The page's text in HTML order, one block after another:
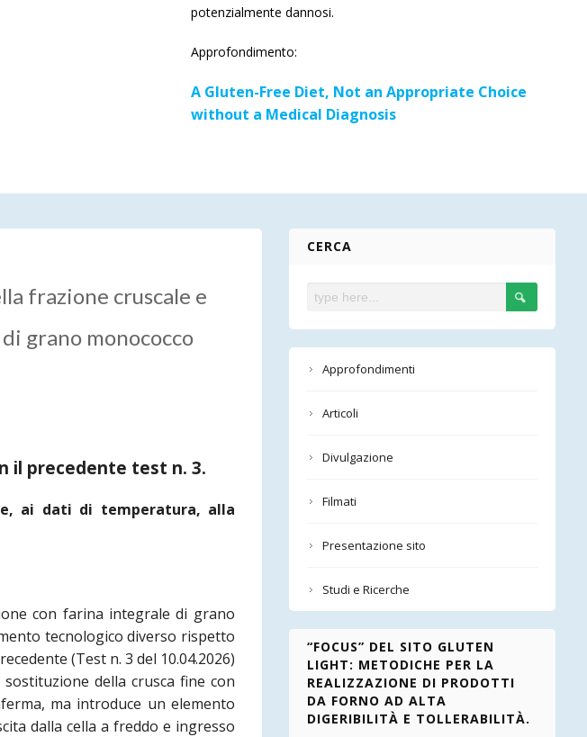
potenzialmente dannosi.
Approfondimento:
A Gluten-Free Diet, Not an Appropriate Choice
without a Medical Diagnosis
frazione cruscale e
grano monococco
il precedente test n. 3.
ai dati di temperatura, alla
con farina integrale di grano
tecnologico diverso rispetto
(Test n. 3 del 10.04.2026)
della crusca fine con
ma introduce un elemento
dalla cella a freddo e ingresso
CERCA
Approfondimenti
Articoli
Divulgazione
Filmati
Presentazione sito
Studi e Ricerche
“FOCUS” DEL SITO GLUTEN
LIGHT: METODICHE PER LA
REALIZZAZIONE DI PRODOTTI
DA FORNO AD ALTA
DIGERIBILITÀ E TOLLERABILITÀ.